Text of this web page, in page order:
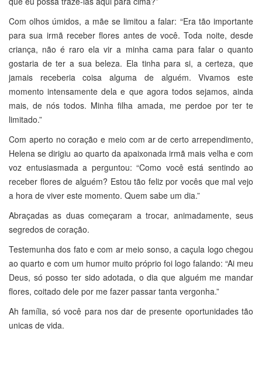
Com olhos úmidos, a mãe se limitou a falar: “Era tão importante
para sua irmã receber flores antes de você. Toda noite, desde
criança, não é raro ela vir a minha cama para falar o quanto
gostaria de ter a sua beleza. Ela tinha para si, a certeza, que
jamais receberia coisa alguma de alguém. Vivamos este
momento intensamente dela e que agora todos sejamos, ainda
mais, de nós todos. Minha filha amada, me perdoe por ter te
limitado.”
Com aperto no coração e meio com ar de certo arrependimento,
Helena se dirigiu ao quarto da apaixonada irmã mais velha e com
voz entusiasmada a perguntou: “Como você está sentindo ao
receber flores de alguém? Estou tão feliz por vocês que mal vejo
a hora de viver este momento. Quem sabe um dia.”
Abraçadas as duas começaram a trocar, animadamente, seus
segredos de coração.
Testemunha dos fato e com ar meio sonso, a caçula logo chegou
ao quarto e com um humor muito próprio foi logo falando: “Ai meu
Deus, só posso ter sido adotada, o dia que alguém me mandar
flores, coitado dele por me fazer passar tanta vergonha.”
Ah família, só você para nos dar de presente oportunidades tão
unicas de vida.